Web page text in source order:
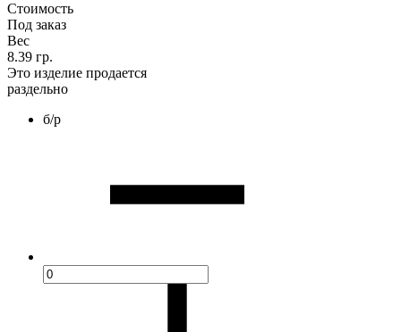
Стоимость
Под заказ
Вес
8.39 гр.
Это изделие продается
раздельно
б/р